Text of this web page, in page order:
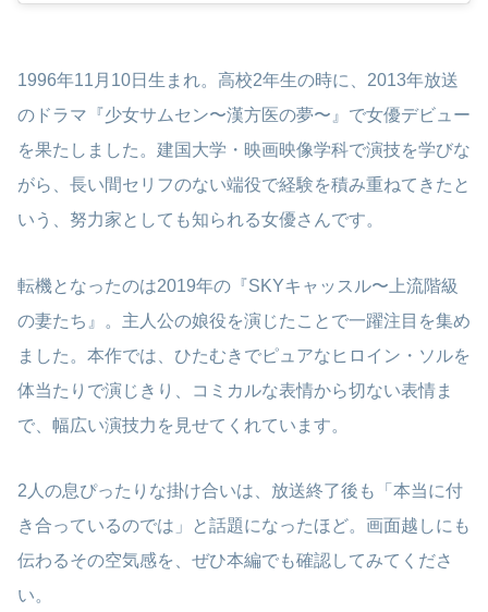
1996年11月10日生まれ。高校2年生の時に、2013年放送
のドラマ『少女サムセン〜漢方医の夢〜』で女優デビュー
を果たしました。建国大学・映画映像学科で演技を学びな
がら、長い間セリフのない端役で経験を積み重ねてきたと
いう、努力家としても知られる女優さんです。
転機となったのは2019年の『SKYキャッスル〜上流階級
の妻たち』。主人公の娘役を演じたことで一躍注目を集め
ました。本作では、ひたむきでピュアなヒロイン・ソルを
体当たりで演じきり、コミカルな表情から切ない表情ま
で、幅広い演技力を見せてくれています。
2人の息ぴったりな掛け合いは、放送終了後も「本当に付
き合っているのでは」と話題になったほど。画面越しにも
伝わるその空気感を、ぜひ本編でも確認してみてくださ
い。